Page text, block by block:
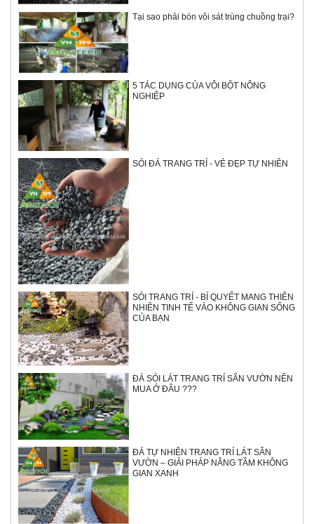
Tại sao phải bón vôi sát trùng chuồng trại?
5 TÁC DỤNG CỦA VÔI BỘT NÔNG
NGHIỆP
SỎI ĐÁ TRANG TRÍ - VẺ ĐẸP TỰ NHIÊN
SỎI TRANG TRÍ - BÍ QUYẾT MANG THIÊN
NHIÊN TINH TẾ VÀO KHÔNG GIAN SỐNG
CỦA BẠN
ĐÁ SỎI LÁT TRANG TRÍ SÂN VƯỜN NÊN
MUA Ở ĐÂU ???
ĐÁ TỰ NHIÊN TRANG TRÍ LÁT SÂN
VƯỜN – GIẢI PHÁP NÂNG TẦM KHÔNG
GIAN XANH